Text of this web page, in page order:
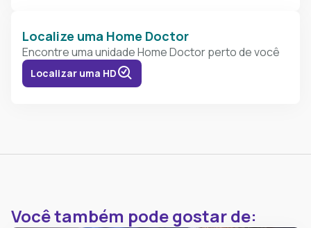
Localize uma Home Doctor
Encontre uma unidade Home Doctor perto de você
Localizar uma HD
Você também pode gostar de: